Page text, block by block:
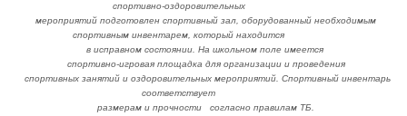
спортивно-оздоровительных
мероприятий подготовлен спортивный зал, оборудованный необходимым
спортивным инвентарем, который находится
в исправном состоянии. На школьном поле имеется
спортивно-игровая площадка для организации и проведения
спортивных занятий и оздоровительных мероприятий. Спортивный инвентарь
соответствует
размерам и прочности согласно правилам ТБ.